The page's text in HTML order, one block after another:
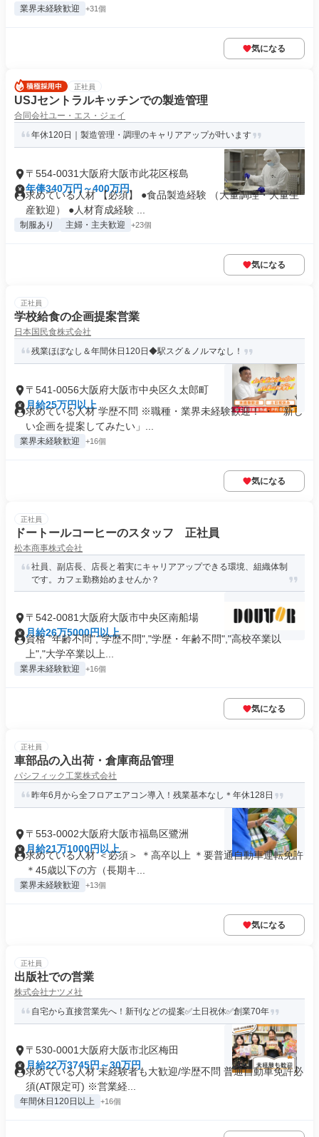
業界未経験歓迎 +31個
気になる
正社員
USJセントラルキッチンでの製造管理
合同会社ユー・エス・ジェイ
年休120日｜製造管理・調理のキャリアアップが叶います
〒554-0031大阪府大阪市此花区桜島
年俸340万円～400万円
求めている人材 【必須】 ●食品製造経験 （大量調理・大量生
産歓迎） ●人材育成経験 ...
制服あり 主婦・主夫歓迎 +23個
気になる
正社員
学校給食の企画提案営業
日本国民食株式会社
残業ほぼなし＆年間休日120日◆駅スグ＆ノルマなし！
〒541-0056大阪府大阪市中央区久太郎町
月給25万円以上
求めている人材 学歴不問 ※職種・業界未経験歓迎！ ・「新し
い企画を提案してみたい」...
業界未経験歓迎 +16個
気になる
正社員
ドートールコーヒーのスタッフ 正社員
松本商事株式会社
社員、副店長、店長と着実にキャリアアップできる環境、組織体制
です。カフェ勤務始めませんか？
〒542-0081大阪府大阪市中央区南船場
月給26万5000円以上
資格 "年齢不問","学歴不問","学歴・年齢不問","高校卒業以
上","大学卒業以上...
業界未経験歓迎 +16個
気になる
正社員
車部品の入出荷・倉庫商品管理
パシフィック工業株式会社
昨年6月から全フロアエアコン導入！残業基本なし＊年休128日
〒553-0002大阪府大阪市福島区鷺洲
月給21万1000円以上
求めている人材 ＜必須＞ ＊高卒以上 ＊要普通自動車運転免許
＊45歳以下の方（長期キ...
業界未経験歓迎 +13個
気になる
正社員
出版社での営業
株式会社ナツメ社
自宅から直接営業先へ！新刊などの提案✅土日祝休✅創業70年
〒530-0001大阪府大阪市北区梅田
月給22万3745円～30万円
求めている人材 未経験者も大歓迎/学歴不問 普通自動車免許必
須(AT限定可) ※営業経...
年間休日120日以上 +16個